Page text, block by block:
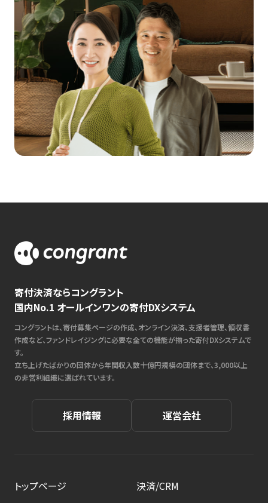
寄付決済ならコングラント
国内No.1 オールインワンの寄付DXシステム
コングラントは、寄付募集ページの作成、オンライン決済、支援者管理、領収書
作成など、ファンドレイジングに必要な全ての機能が揃った寄付DXシステムで
す。
立ち上げたばかりの団体から年間収入数十億円規模の団体まで、3,000以上
の非営利組織に選ばれています。
採用情報 運営会社
トップページ
決済/CRM